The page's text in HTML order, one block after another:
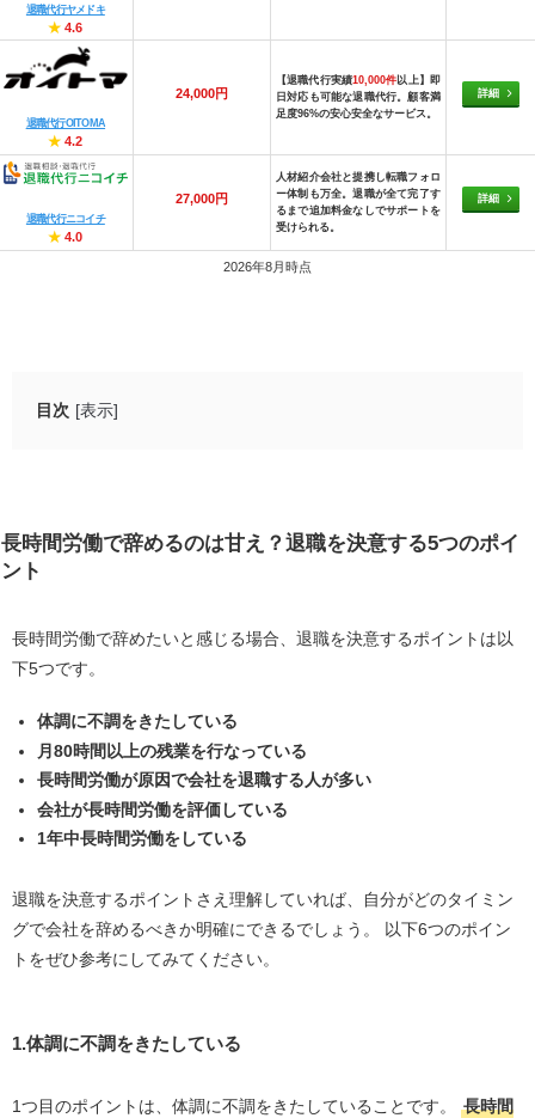
退職代行ヤメドキ
★ 4.6
退職代行OITOMA
★ 4.2
24,000円
【退職代行実績10,000件以上】即
日対応も可能な退職代行。顧客満
足度96%の安心安全なサービス。
詳細
退職代行ニコイチ
★ 4.0
27,000円
人材紹介会社と提携し転職フォロ
ー体制も万全。退職が全て完了す
るまで追加料金なしでサポートを
受けられる。
詳細
2026年8月時点
目次 [表示]
2.月80時間以上の残業をおこなっている
4.会社が長時間労働を評価している
5.1年中長時間労働をしている
長時間労働が原因で会社を辞めたい場合に確認するべき
こと
失業保険を受け取れるか
未払いの賃金や残業代はあるか
長時間労働が原因で会社を辞めたい人が頼るべき相談先
労働基準監督署
弁護士
長時間労働を転職理由にしても大丈夫？例文を解説
長時間労働で辞めるのは甘え？退職を決意する5つのポイ
ント
長時間労働で辞めたいと感じる場合、退職を決意するポイントは以
下5つです。
体調に不調をきたしている
月80時間以上の残業を行なっている
長時間労働が原因で会社を退職する人が多い
会社が長時間労働を評価している
1年中長時間労働をしている
退職を決意するポイントさえ理解していれば、自分がどのタイミン
グで会社を辞めるべきか明確にできるでしょう。 以下6つのポイン
トをぜひ参考にしてみてください。
1.体調に不調をきたしている
1つ目のポイントは、体調に不調をきたしていることです。
長時間